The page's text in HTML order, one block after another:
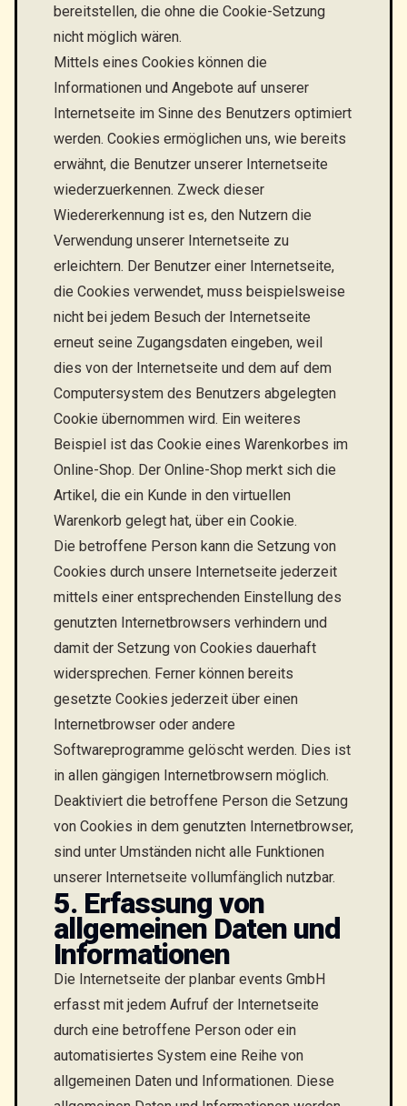
bereitstellen, die ohne die Cookie-Setzung
nicht möglich wären.
Mittels eines Cookies können die
Informationen und Angebote auf unserer
Internetseite im Sinne des Benutzers optimiert
werden. Cookies ermöglichen uns, wie bereits
erwähnt, die Benutzer unserer Internetseite
wiederzuerkennen. Zweck dieser
Wiedererkennung ist es, den Nutzern die
Verwendung unserer Internetseite zu
erleichtern. Der Benutzer einer Internetseite,
die Cookies verwendet, muss beispielsweise
nicht bei jedem Besuch der Internetseite
erneut seine Zugangsdaten eingeben, weil
dies von der Internetseite und dem auf dem
Computersystem des Benutzers abgelegten
Cookie übernommen wird. Ein weiteres
Beispiel ist das Cookie eines Warenkorbes im
Online-Shop. Der Online-Shop merkt sich die
Artikel, die ein Kunde in den virtuellen
Warenkorb gelegt hat, über ein Cookie.
Die betroffene Person kann die Setzung von
Cookies durch unsere Internetseite jederzeit
mittels einer entsprechenden Einstellung des
genutzten Internetbrowsers verhindern und
damit der Setzung von Cookies dauerhaft
widersprechen. Ferner können bereits
gesetzte Cookies jederzeit über einen
Internetbrowser oder andere
Softwareprogramme gelöscht werden. Dies ist
in allen gängigen Internetbrowsern möglich.
Deaktiviert die betroffene Person die Setzung
von Cookies in dem genutzten Internetbrowser,
sind unter Umständen nicht alle Funktionen
unserer Internetseite vollumfänglich nutzbar.
5. Erfassung von
allgemeinen Daten und
Informationen
Die Internetseite der planbar events GmbH
erfasst mit jedem Aufruf der Internetseite
durch eine betroffene Person oder ein
automatisiertes System eine Reihe von
allgemeinen Daten und Informationen. Diese